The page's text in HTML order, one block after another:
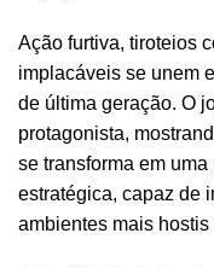
Ação furtiva, tiroteios
implacáveis se unem
de última geração. O
protagonista,
se transforma em
estratégica, capaz de
ambientes mais hostis